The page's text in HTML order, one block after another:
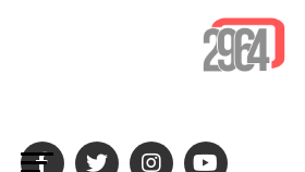
Salir de la versión